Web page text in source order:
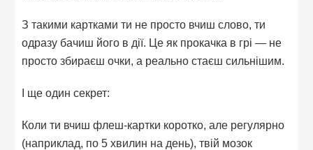
З такими картками ти не просто вчиш слово, ти
одразу бачиш його в дії. Це як прокачка в грі — не
просто збираєш очки, а реально стаєш сильнішим.
І ще один секрет:
Коли ти вчиш флеш-картки коротко, але регулярно
(наприклад, по 5 хвилин на день), твій мозок